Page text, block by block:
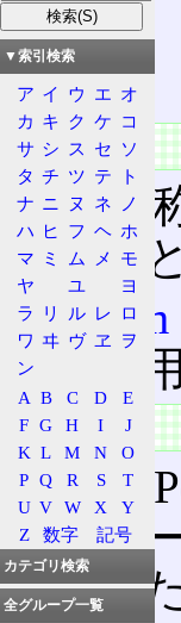
目次
概要
特徴
概要
正式名
用で利
特徴
従来の
を、ワ
けにし
▼索引検索
ア イ ウ エ オ
カ キ ク ケ コ
サ シ ス セ ソ
タ チ ツ テ
ト
ナ ニ ヌ ネ
ノ
ハ ヒ フ ヘ ホ
マ ミ ム メ
モ
ヤ
ユ
ヨ
ラ
リ ル レ ロ
ワ ヰ ヴ ヱ
ヲ
ン
A B C D
E
F G H I
J
K L M N
O
P Q R S
T
U V W X
Y
Z
数字 記号
カテゴリ検索
全グループ一覧